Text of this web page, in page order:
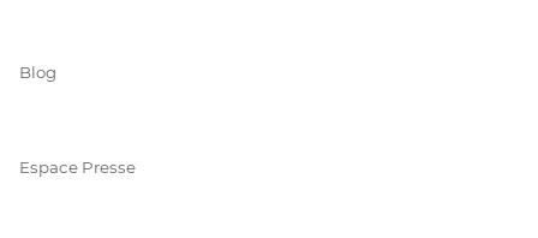
Blog
Espace Presse